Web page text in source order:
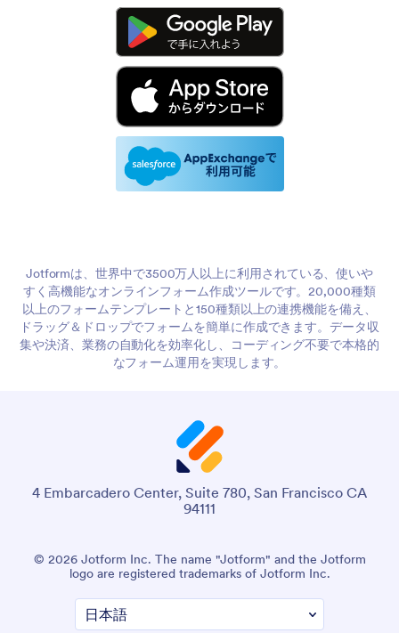
Jotformは、世界中で3500万人以上に利用されている、使いや
すく高機能なオンラインフォーム作成ツールです。20,000種類
以上のフォームテンプレートと150種類以上の連携機能を備え、
ドラッグ＆ドロップでフォームを簡単に作成できます。データ収
集や決済、業務の自動化を効率化し、コーディング不要で本格的
なフォーム運用を実現します。
4 Embarcadero Center, Suite 780, San Francisco CA
94111
© 2026 Jotform Inc. The name "Jotform" and the Jotform
logo are registered trademarks of Jotform Inc.